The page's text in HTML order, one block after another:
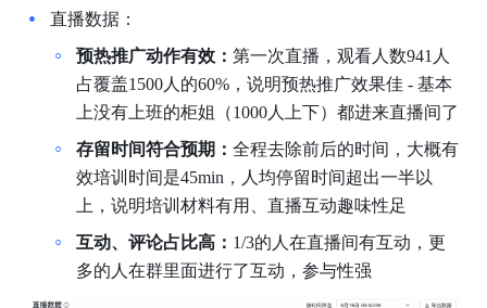
直播数据：
预热推广动作有效： 第一次直播，观看人数941人
占覆盖1500人的60%，说明预热推广效果佳 - 基本
上没有上班的柜姐（1000人上下）都进来直播间了
存留时间符合预期： 全程去除前后的时间，大概有
效培训时间是45min，人均停留时间超出一半以
上，说明培训材料有用、直播互动趣味性足
互动、评论占比高： 1/3的人在直播间有互动，更
多的人在群里面进行了互动，参与性强